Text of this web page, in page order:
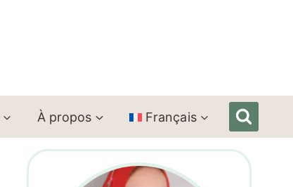
À propos Français